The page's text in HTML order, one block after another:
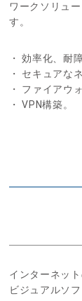
ワークソリュ
す。
・ 効率化、耐
・ セキュアな
・ ファイアウ
・ VPN構築。
インターネッ
ビジュアルソ